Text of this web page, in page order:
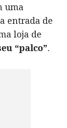
uma
entrada de
loja de
“palco”.